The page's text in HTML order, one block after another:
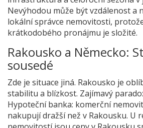
Nevýhodou může být vzdálenost a
lokální správce nemovitosti,
krátkodobého pronájmu je složité.
Rakousko a Německo:
sousedé
Zde je situace jiná. Rakousko je
stabilitu a blízkost. Zajímavý
Hypoteční banka: komerční
nakupují dražší než v Rakousku. U